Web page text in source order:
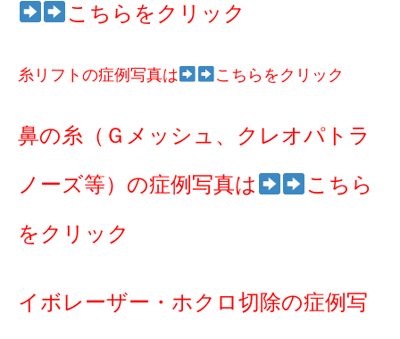
こちらをクリック
糸リフトの症例写真は こちらをクリック
鼻の糸（Ｇメッシュ、クレオパトラ
ノーズ等）の症例写真は こちら
をクリック
イボレーザー・ホクロ切除の症例写